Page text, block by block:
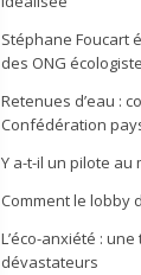
Stéphane Foucart
des ONG
Retenues d’eau :
Confédération
Y a-t-il un pilote au
Comment le lobby
L’éco-anxiété :
dévastateurs